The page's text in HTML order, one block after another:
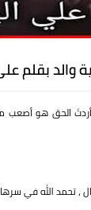
والد بقلم
الحق هو أصعب
تحمد الله في